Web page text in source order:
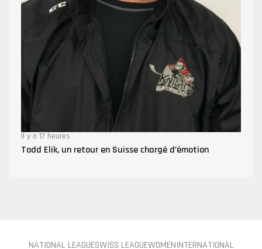
Il y a 17 heures
Todd Elik, un retour en Suisse chargé d’émotion
NATIONAL LEAGUESWISS LEAGUEWOMENINTERNATIONAL